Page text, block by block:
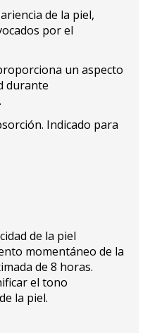
de la piel,
por el
un aspecto
durante
Indicado para
de la piel
momentáneo de la
de 8 horas.
el tono
la piel.